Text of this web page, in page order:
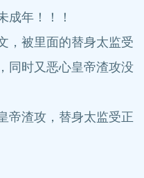
成年！！！
被里面的替身太监受
同时又恶心皇帝渣攻没
渣攻，替身太监受正